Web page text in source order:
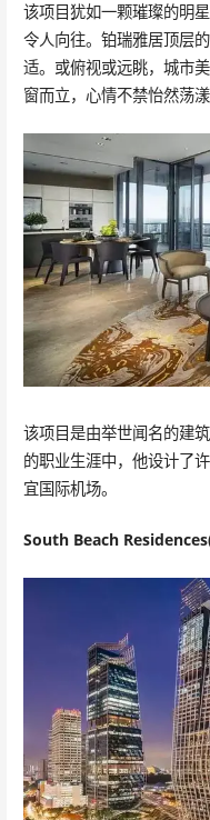
该项目犹如一颗璀璨的明
令人向往。铂瑞雅居顶层
适。或俯视或远眺，城市
窗而立，心情不禁怡然荡漾
该项目是由举世闻名的建
的职业生涯中，他设计了
宜国际机场。
South Beach